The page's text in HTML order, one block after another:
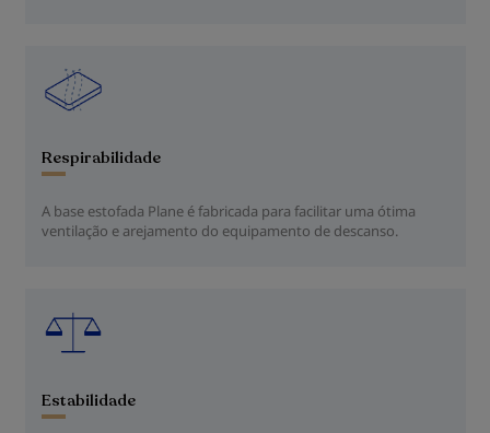
Respirabilidade
A base estofada Plane é fabricada para facilitar uma ótima
ventilação e arejamento do equipamento de descanso.
Estabilidade